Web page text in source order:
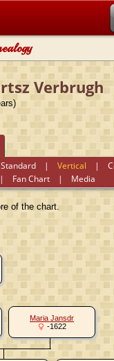
Verbrugh
Standard |Vertical |
Fan Chart | Media
of the chart.
Maria Jansdr
-1622